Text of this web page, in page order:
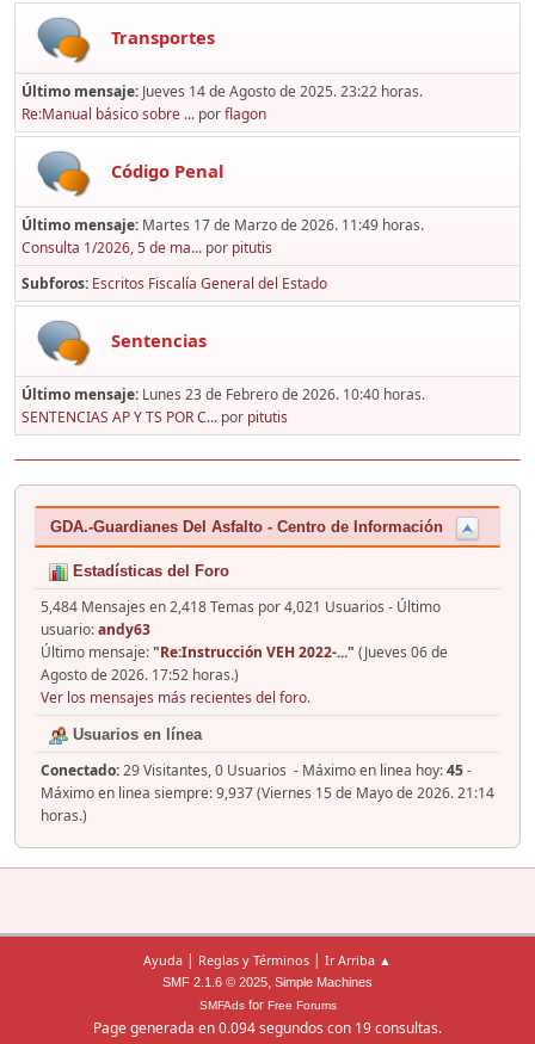
Transportes
Último mensaje: Jueves 14 de Agosto de 2025. 23:22 horas.
Re:Manual básico sobre ... porflagon
Código Penal
Último mensaje: Martes 17 de Marzo de 2026. 11:49 horas.
Consulta 1/2026, 5 de ma... por pitutis
Subforos Escritos Fiscalía General del Estado
Sentencias
Último mensaje: Lunes 23 de Febrero de 2026. 10:40 horas.
SENTENCIAS AP Y TS POR C... por pitutis
GDA.-Guardianes Del Asfalto - Centro de Información
Estadísticas del Foro
5,484 Mensajes en 2,418 Temas por 4,021 Usuarios - Último
usuario:andy63
Último mensaje:"Re:Instrucción VEH 2022-..." (Jueves 06 de
Agosto de 2026. 17:52 horas.)
Ver los mensajes más recientes del foro.
Usuarios en línea
Conectado:29 Visitantes, 0 Usuarios - Máximo en linea hoy:45-
Máximo en linea siempre: 9,937 (Viernes 15 de Mayo de 2026. 21:14
horas.)
Ayuda | Reglas y Términos | Ir Arriba ▲
SMF 2.1.6 © 2025, Simple Machines
SMFAdsfor Free Forums
Page generada en 0.094 segundos con 19 consultas.